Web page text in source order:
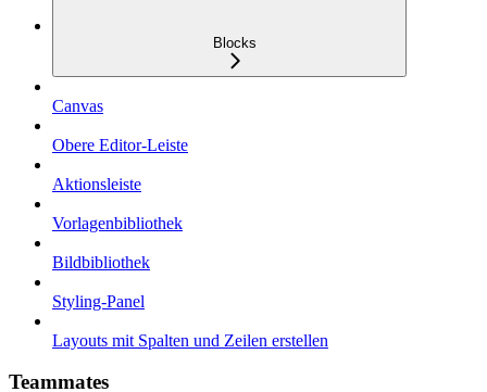
Blocks
Canvas
Obere Editor-Leiste
Aktionsleiste
Vorlagenbibliothek
Bildbibliothek
Styling-Panel
Layouts mit Spalten und Zeilen erstellen
Teammates